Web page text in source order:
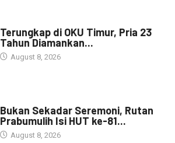
Terungkap di OKU Timur, Pria 23
Tahun Diamankan...
August 8, 2026
Bukan Sekadar Seremoni, Rutan
Prabumulih Isi HUT ke-81...
August 8, 2026